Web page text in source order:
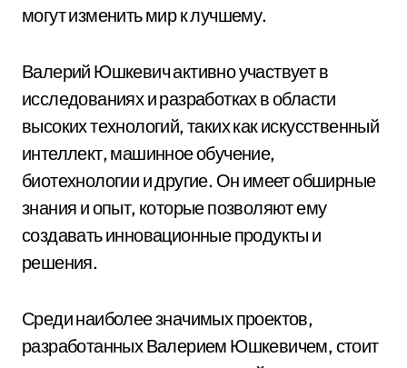
могут изменить мир к лучшему.
Валерий Юшкевич активно участвует в
исследованиях и разработках в области
высоких технологий, таких как искусственный
интеллект, машинное обучение,
биотехнологии и другие. Он имеет обширные
знания и опыт, которые позволяют ему
создавать инновационные продукты и
решения.
Среди наиболее значимых проектов,
разработанных Валерием Юшкевичем, стоит